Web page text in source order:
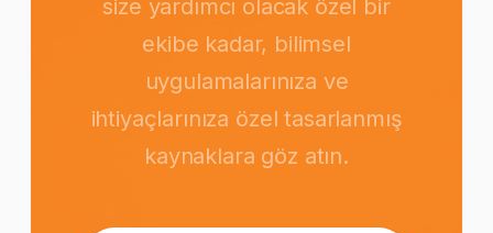
size yardımcı olacak özel bir
ekibe kadar, bilimsel
uygulamalarınıza ve
ihtiyaçlarınıza özel tasarlanmış
kaynaklara göz atın.